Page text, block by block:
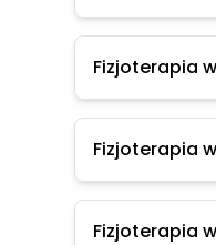
Fizjoterapia
Fizjoterapia
Fizjoterapia